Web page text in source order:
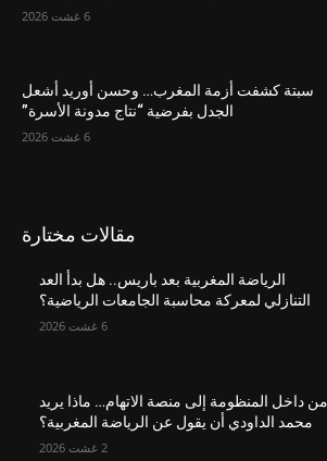
6 غشت 2026
سبتة كشفت أزمة المغرب… وحسن أوريد أشعل
الجدل بفرضية “نتاج مدونة الأسرة”
6 غشت 2026
مقالات مختارة
الرياضة المغربية بعد باريس.. هل بدأ العد
التنازلي لمعركة محاسبة الجامعات الرياضية؟
6 غشت 2026
من داخل المنظومة إلى منصة الاتهام… ماذا يريد
محمد الداودي أن يقول عن الرياضة المغربية؟
2 غشت 2026